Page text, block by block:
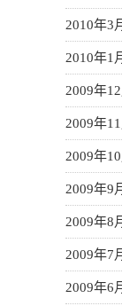
2010年3
2010年1
2009年12
2009年11
2009年10
2009年9
2009年8
2009年7
2009年6